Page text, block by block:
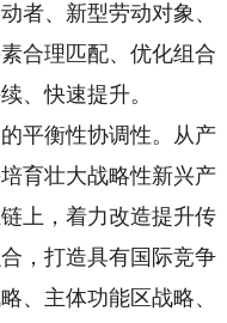
者、新型劳动对象、
合理匹配、优化组合
、快速提升。
平衡性协调性。从产
育壮大战略性新兴产
上，着力改造提升传
，打造具有国际竞争
、主体功能区战略、